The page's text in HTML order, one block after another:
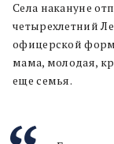
Села накануне
четырехлетний
офицерской
мама, молодая,
еще семья.